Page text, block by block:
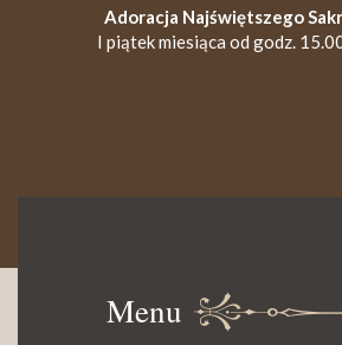
Adoracja Najświętszego
I piątek miesiąca od godz.
Czynna od poniedziałku do soboty do
św. wieczornej do godz.
Telefon dyżurny: +48 665
Menu